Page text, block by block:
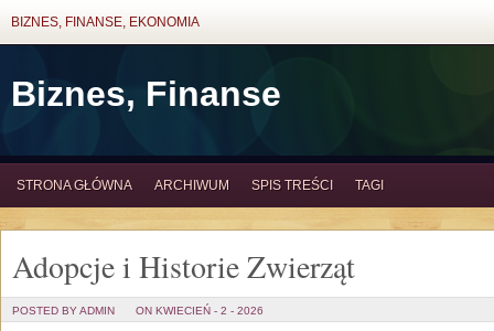
BIZNES, FINANSE, EKONOMIA
Biznes, Finanse
STRONA GŁÓWNA ARCHIWUM SPIS TREŚCI TAGI
Adopcje i Historie Zwierząt
POSTED BY ADMIN ON KWIECIEŃ - 2 - 2026